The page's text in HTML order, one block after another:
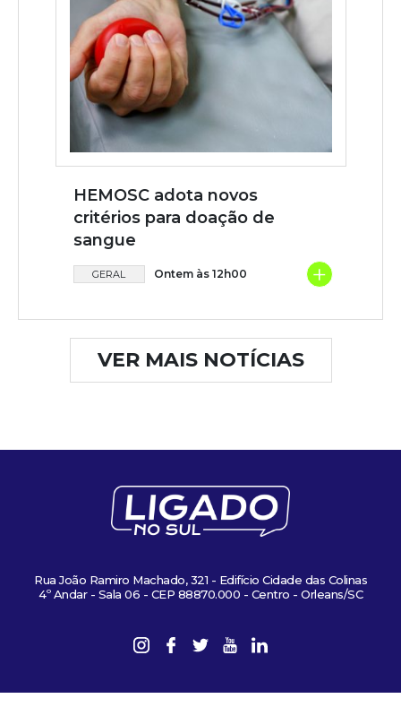
HEMOSC adota novos
critérios para doação de
sangue
GERAL Ontem às 12h00 +
VER MAIS NOTÍCIAS
Rua João Ramiro Machado, 321 - Edifício Cidade das Colinas
4º Andar - Sala 06 - CEP 88870.000 - Centro - Orleans/SC